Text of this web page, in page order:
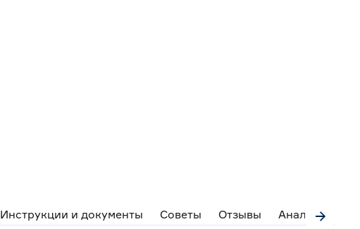
Инструкции и документы Советы Отзывы Аналоги